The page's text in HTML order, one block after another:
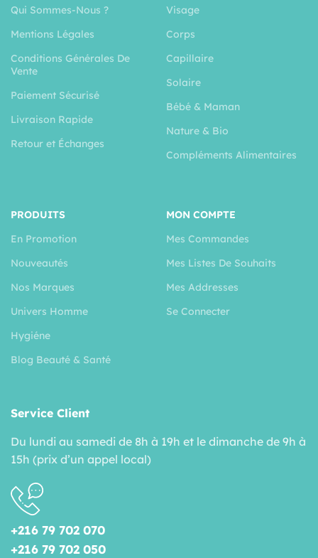
Qui Sommes-Nous ?
Mentions Légales
Conditions Générales De
Vente
Paiement Sécurisé
Livraison Rapide
Retour et Échanges
Visage
Corps
Capillaire
Solaire
Bébé & Maman
Nature & Bio
Compléments Alimentaires
PRODUITS
En Promotion
Nouveautés
Nos Marques
Univers Homme
Hygiéne
Blog Beauté & Santé
MON COMPTE
Mes Commandes
Mes Listes De Souhaits
Mes Addresses
Se Connecter
Service Client
Du lundi au samedi de 8h à 19h et le dimanche de 9h à
15h (prix d’un appel local)
+216 79 702 070
+216 79 702 050